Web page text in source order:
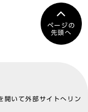
ページの
先頭へ
開いて外部サイトへリン